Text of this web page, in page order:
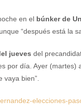
en el búnker de
“después está la
jueves del
por día. Ayer (martes)
vaya bien”.
elecciones-